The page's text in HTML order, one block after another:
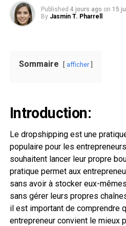
Published 4 jours ago on 15
By Jasmin T. Pharrell
Sommaire afficher
Introduction:
Le dropshipping est une
populaire pour les
souhaitent lancer leur propre
pratique permet aux
sans avoir à stocker eux-
sans gérer leurs propres
il est important de comprendre
entrepreneur convient le mieux